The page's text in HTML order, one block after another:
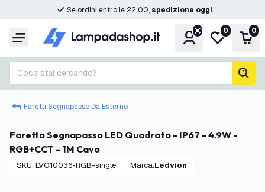
Se ordini entro le 22:00, spedizione oggi
Menu Account
Lista
0 0
Cosa stai cercando?
Faretti Segnapasso Da Esterno
Faretto Segnapasso LED Quadrato - IP67 - 4.9W -
RGB+CCT - 1M Cavo
SKU: LVO10036-RGB-single Marca: Ledvion